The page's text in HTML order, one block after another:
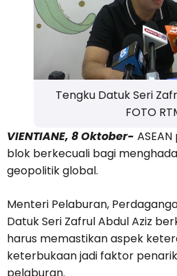
Tengku Datuk Seri
FOTO
VIENTIANE, 8 Oktober-
blok berkecuali bagi
geopolitik global.
Menteri Pelaburan,
Datuk Seri Zafrul Abdul Aziz
harus memastikan aspek
keterbukaan jadi faktor